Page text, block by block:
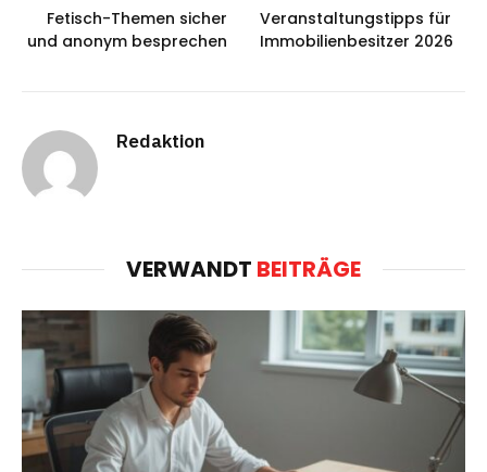
Fetisch-Themen sicher
und anonym besprechen
Veranstaltungstipps für
Immobilienbesitzer 2026
Redaktion
VERWANDT BEITRÄGE